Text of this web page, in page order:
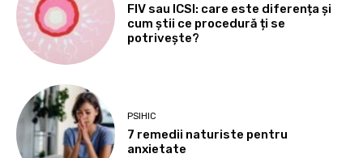
FIV sau ICSI: care este diferența și
cum știi ce procedură ți se
potrivește?
PSIHIC
7 remedii naturiste pentru
anxietate